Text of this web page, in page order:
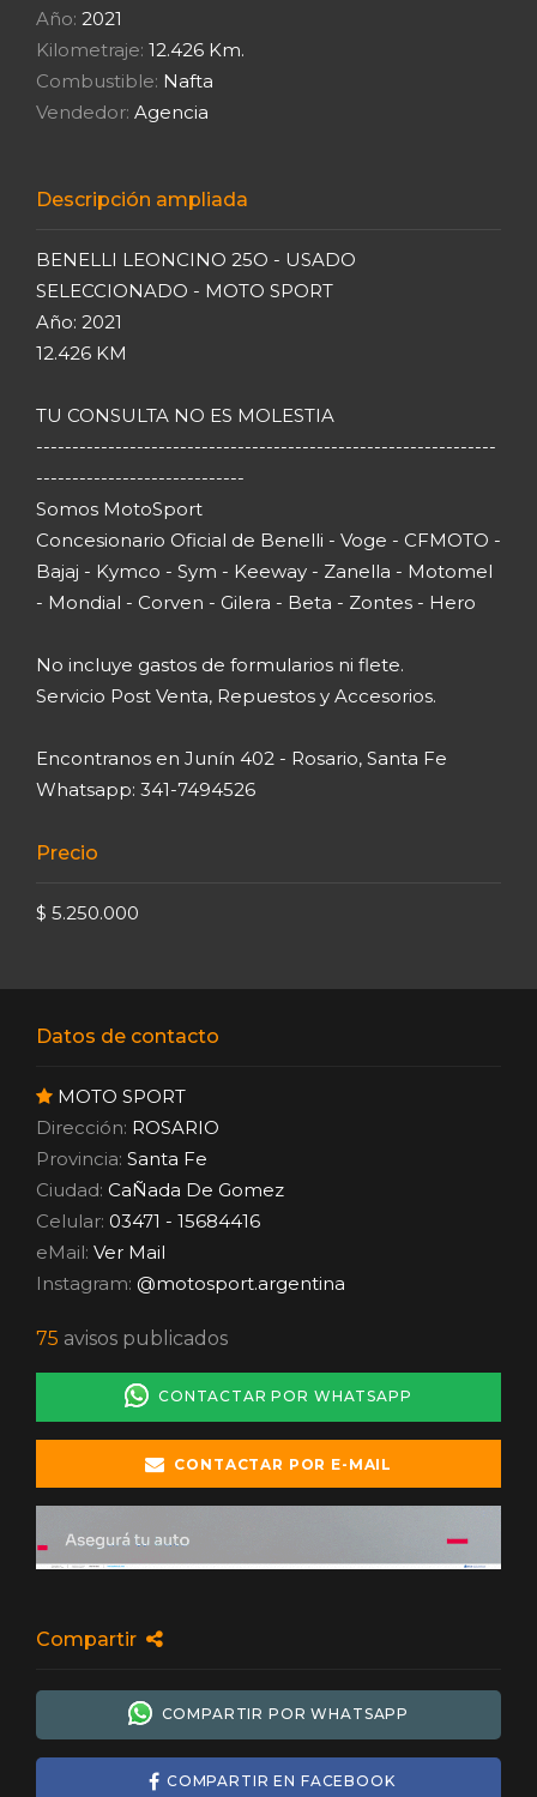
Año: 2021
Kilometraje: 12.426 Km.
Combustible: Nafta
Vendedor: Agencia
Descripción ampliada
BENELLI LEONCINO 25O - USADO
SELECCIONADO - MOTO SPORT
Año: 2021
12.426 KM
TU CONSULTA NO ES MOLESTIA
----------------------------------------------------------------
-----------------------------
Somos MotoSport
Concesionario Oficial de Benelli - Voge - CFMOTO -
Bajaj - Kymco - Sym - Keeway - Zanella - Motomel
- Mondial - Corven - Gilera - Beta - Zontes - Hero
No incluye gastos de formularios ni flete.
Servicio Post Venta, Repuestos y Accesorios.
Encontranos en Junín 402 - Rosario, Santa Fe
Whatsapp: 341-7494526
Precio
$ 5.250.000
Datos de contacto
MOTO SPORT
Dirección: ROSARIO
Provincia: Santa Fe
Ciudad: CaÑada De Gomez
Celular: 03471 - 15684416
eMail: Ver Mail
Instagram: @motosport.argentina
75 avisos publicados
CONTACTAR POR WHATSAPP
CONTACTAR POR E-MAIL
Compartir
COMPARTIR POR WHATSAPP
COMPARTIR EN FACEBOOK